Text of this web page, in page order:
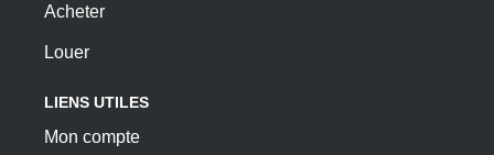
Acheter
Louer
LIENS UTILES
Mon compte